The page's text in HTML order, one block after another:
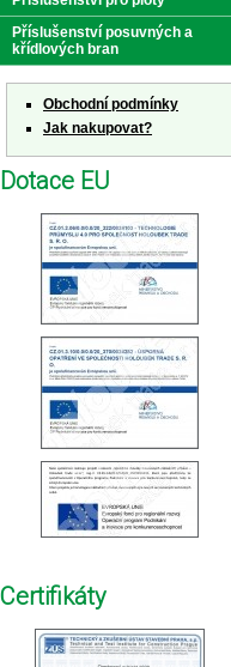
Příslušenství posuvných a
křídlových bran
Obchodní podmínky
Jak nakupovat?
Dotace EU
Certifikáty